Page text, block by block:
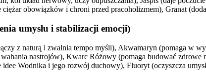
obowiązków i chroni przed pracoholizmem), Granat
umysłu i stabilizacji emocji)
z naturą i zwalnia tempo myśli), Akwamaryn (pomaga w
nastrojów), Kwarc Różowy (pomaga budować zdrowe
Wodnika i jego rozwój duchowy), Fluoryt (oczyszcza